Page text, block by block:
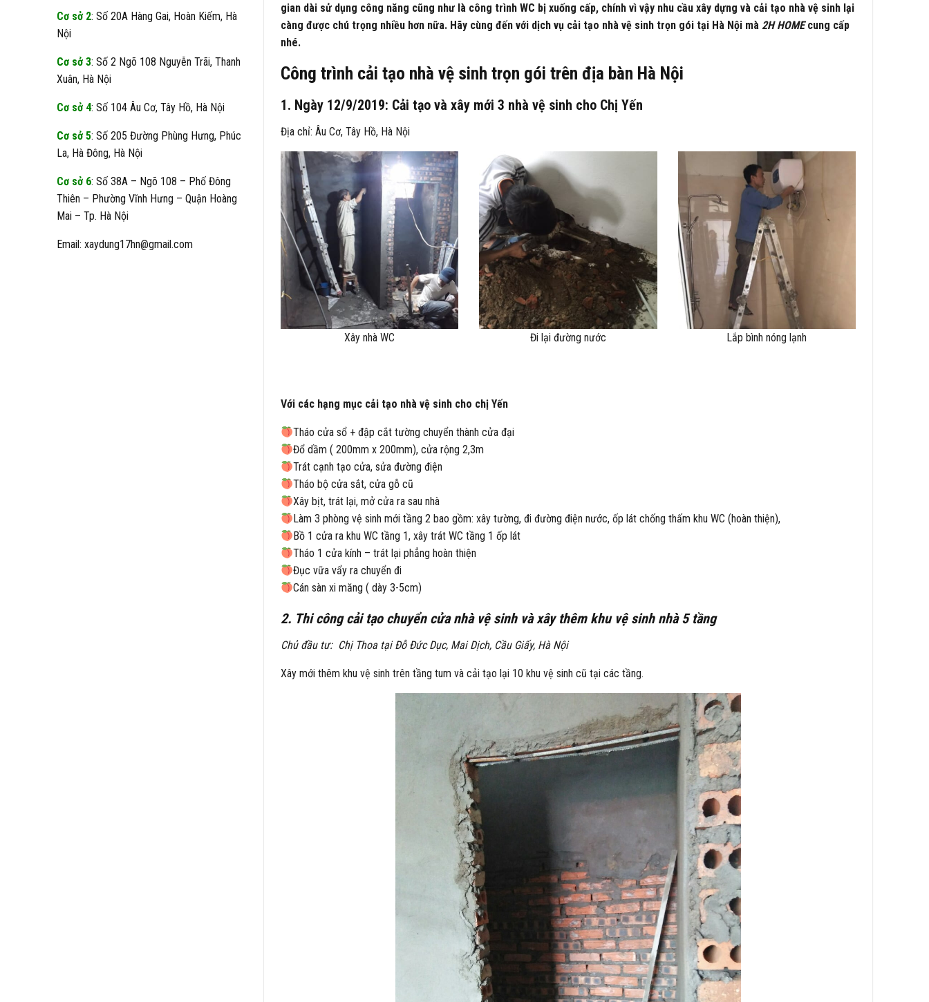
Cơ sở 2: Số 20A Hàng Gai, Hoàn Kiếm, Hà
Nội
Cơ sở 3: Số 2 Ngõ 108 Nguyễn Trãi, Thanh
Xuân, Hà Nội
Cơ sở 4: Số 104 Âu Cơ, Tây Hồ, Hà Nội
Cơ sở 5: Số 205 Đường Phùng Hưng, Phúc
La, Hà Đông, Hà Nội
Cơ sở 6: Số 38A – Ngõ 108 – Phố Đông
Thiên – Phường Vĩnh Hưng – Quận Hoàng
Mai – Tp. Hà Nội
Email: xaydung17hn@gmail.com
gian dài sử dụng công năng cũng như là công trình WC bị xuống cấp, chính vì vậy nhu cầu xây dựng và cải tạo nhà vệ sinh lại
càng được chú trọng nhiều hơn nữa. Hãy cùng đến với dịch vụ cải tạo nhà vệ sinh trọn gói tại Hà Nội mà 2H HOMEcung cấp
nhé.
Công trình cải tạo nhà vệ sinh trọn gói trên địa bàn Hà Nội
1. Ngày 12/9/2019: Cải tạo và xây mới 3 nhà vệ sinh cho Chị Yến
Địa chỉ: Âu Cơ, Tây Hồ, Hà Nội
Xây nhà WC Đi lại đường nước Lắp bình nóng lạnh
Với các hạng mục cải tạo nhà vệ sinh cho chị Yến
Tháo cửa sổ + đập cắt tường chuyển thành cửa đại
Đổ dầm ( 200mm x 200mm), cửa rộng 2,3m
Trát cạnh tạo cửa, sửa đường điện
Tháo bộ cửa sắt, cửa gỗ cũ
Xây bịt, trát lại, mở cửa ra sau nhà
Làm 3 phòng vệ sinh mới tầng 2 bao gồm: xây tường, đi đường điện nước, ốp lát chống thấm khu WC (hoàn thiện),
Bồ 1 cửa ra khu WC tầng 1, xây trát WC tầng 1 ốp lát
Tháo 1 cửa kính – trát lại phẳng hoàn thiện
Đục vữa vẩy ra chuyển đi
Cán sàn xi măng ( dày 3-5cm)
2. Thi công cải tạo chuyển cửa nhà vệ sinh và xây thêm khu vệ sinh nhà 5 tầng
Chủ đầu tư: Chị Thoa tại Đỗ Đức Dục, Mai Dịch, Cầu Giấy, Hà Nội
Xây mới thêm khu vệ sinh trên tầng tum và cải tạo lại 10 khu vệ sinh cũ tại các tầng.